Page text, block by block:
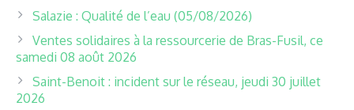
Salazie : Qualité de l’eau (05/08/2026)
Ventes solidaires à la ressourcerie de Bras-Fusil, ce
samedi 08 août 2026
Saint-Benoit : incident sur le réseau, jeudi 30 juillet
2026